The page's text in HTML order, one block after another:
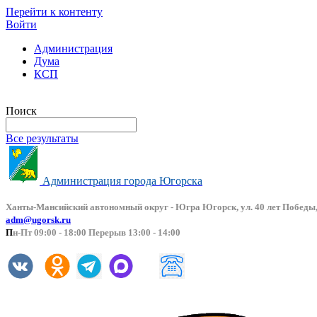
Перейти к контенту
Войти
Администрация
Дума
КСП
Поиск
Все результаты
Администрация города Югорска
Ханты-Мансийский автономный округ - Югра Югорск, ул. 40 лет
adm@ugorsk.ru
Пн-Пт 09:00 - 18:00 Перерыв 13:00 - 14:00